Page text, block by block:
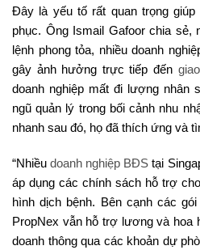
Đây là yếu tố rất quan trọng
phục. Ông Ismail Gafoor chia sẻ,
lệnh phong tỏa, nhiều doanh
gây ảnh hưởng trực tiếp đến
doanh nghiệp mất đi lượng nhân
ngũ quản lý trong bối cảnh nhu
nhanh sau đó, họ đã thích ứng và
“Nhiềudoanh nghiệp BĐS tại
áp dụng các chính sách hỗ trợ
hình dịch bệnh. Bên cạnh các
PropNex vẫn hỗ trợ lương và hoa
doanh thông qua các khoản dự